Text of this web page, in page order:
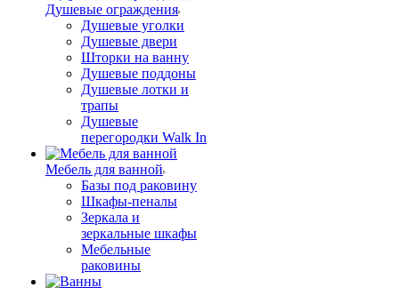
Душевые ограждения
Душевые уголки
Душевые двери
Шторки на ванну
Душевые поддоны
Душевые лотки и
трапы
Душевые
перегородки Walk In
Мебель для ванной
Базы под раковину
Шкафы-пеналы
Зеркала и
зеркальные шкафы
Мебельные
раковины